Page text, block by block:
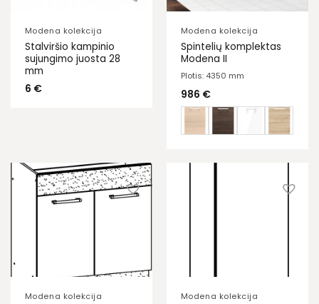
Modena kolekcija
Stalviršio kampinio
sujungimo juosta 28
mm
6 €
Modena kolekcija
Spintelių komplektas
Modena II
Plotis: 4350 mm
986 €
Modena kolekcija Modena kolekcija